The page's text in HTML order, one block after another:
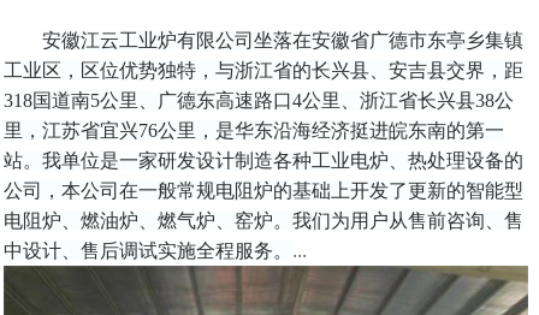
安徽江云工业炉有限公司坐落在安徽省广德市东亭乡集镇
工业区，区位优势独特，与浙江省的长兴县、安吉县交界，距
318国道南5公里、广德东高速路口4公里、浙江省长兴县38公
里，江苏省宜兴76公里，是华东沿海经济挺进皖东南的第一
站。我单位是一家研发设计制造各种工业电炉、热处理设备的
公司，本公司在一般常规电阻炉的基础上开发了更新的智能型
电阻炉、燃油炉、燃气炉、窑炉。我们为用户从售前咨询、售
中设计、售后调试实施全程服务。 ...